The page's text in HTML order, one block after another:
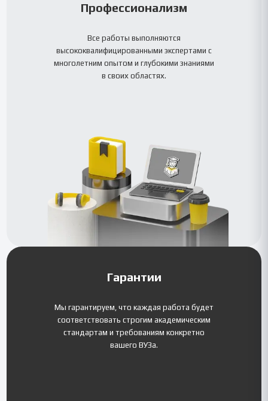
Профессионализм
Все работы выполняются
высококвалифицированными экспертами с
многолетним опытом и глубокими знаниями
в своих областях.
Гарантии
Мы гарантируем, что каждая работа будет
соответствовать строгим академическим
стандартам и требованиям конкретно
вашего ВУЗа.